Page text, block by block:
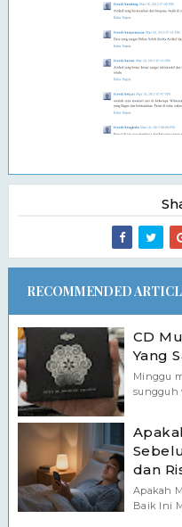
RECOMMENDED
CD
Yang
Minggu
sungguh
dan
Apakah
Baik Ini